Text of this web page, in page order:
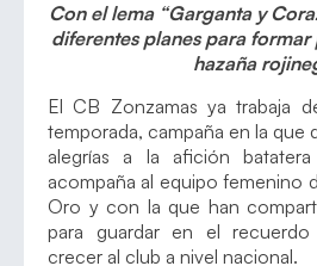
Con el lema “Garganta y
diferentes planes para formar
hazaña
El CB Zonzamas ya trabaja
temporada, campaña en la que
alegrías a la afición
acompaña al equipo femenino
Oro y con la que han
para guardar en el
crecer al club a nivel nacional.